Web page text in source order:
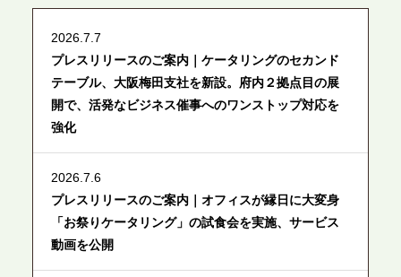
2026.7.7
プレスリリースのご案内｜ケータリングのセカンド
テーブル、大阪梅田支社を新設。府内２拠点目の展
開で、活発なビジネス催事へのワンストップ対応を
強化
2026.7.6
プレスリリースのご案内｜オフィスが縁日に大変身
「お祭りケータリング」の試食会を実施、サービス
動画を公開